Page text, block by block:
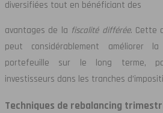
diversifiées tout en bénéficiant des
avantages de la fiscalité différée. Cette
peut considérablement améliorer
portefeuille sur le long terme,
investisseurs dans les tranches
Techniques de rebalancing